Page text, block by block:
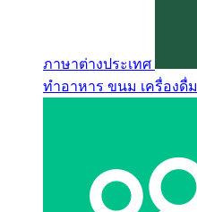
ภาษาต่างประเทศ
ทำอาหาร ขนม เครื่องดื่ม